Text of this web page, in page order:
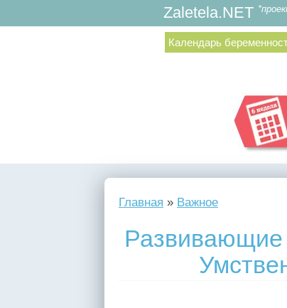
Zaletela.NET
Календарь
Главная » Важное
Развивающие